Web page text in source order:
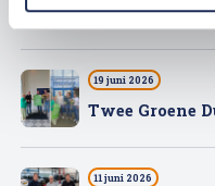
19 juni 2026
Twee Groene
11 juni 2026